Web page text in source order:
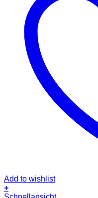
Add to wishlist
+